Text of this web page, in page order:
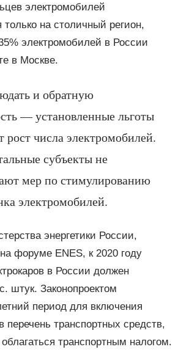
электромобилей
только на столичный регион,
электромобилей в России
в Москве.
и обратную
— установленные льготы
числа электромобилей.
субъекты не
мер по стимулированию
электромобилей.
энергетики России,
форуме ENES, к 2020 году
в России должен
штук. Законопроектом
период для включения
перечень транспортных средств,
транспортным налогом.